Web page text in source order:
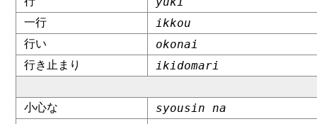
一行 ikkou
行い okonai
行き止まり ikidomari
小心な syousin na